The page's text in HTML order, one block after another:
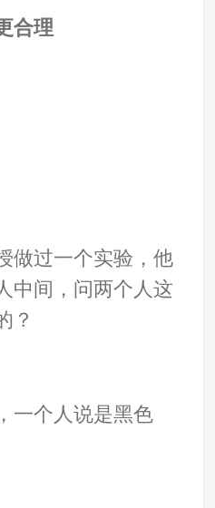
合理
做过一个实验，他
中间，问两个人这
？
一个人说是黑色